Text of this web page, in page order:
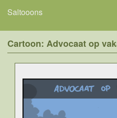
Saltooons
Cartoon: Advocaat op